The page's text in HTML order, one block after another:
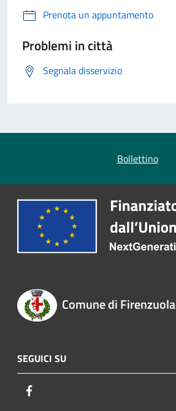
Prenota un appuntamento
Problemi in città
Segnala disservizio
Bollettino
Comune di Firenzuola
SEGUICI SU